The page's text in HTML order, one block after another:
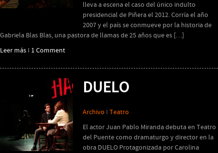
lleva a escena el caso del único indulto
presidencial de Piñera el 2012. Corría el año
2007 y el país se conmueve por la historia de
Gabriela Blas Blas, una pastora de llamas de 25 años que es […]
Leer más I 1 Comment
DUELO
Archivo I Teatro
El actor Juan Pablo Miranda debuta en Teatro
del Puente como dramaturgo y director en la
obra DUELO Protagonizada por Carolina